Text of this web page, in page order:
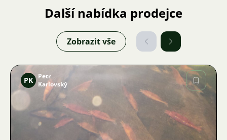
Další nabídka prodejce
Zobrazit vše
Obrázek
PK
Petr
Karlovský